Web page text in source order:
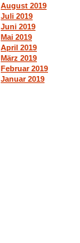
August 2019
Juli 2019
Juni 2019
Mai 2019
April 2019
März 2019
Februar 2019
Januar 2019